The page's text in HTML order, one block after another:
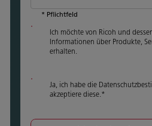
* Pflichtfeld
Ich möchte von Ricoh und
Informationen über Produkte,
erhalten.
Ja, ich habe die
akzeptiere diese.*